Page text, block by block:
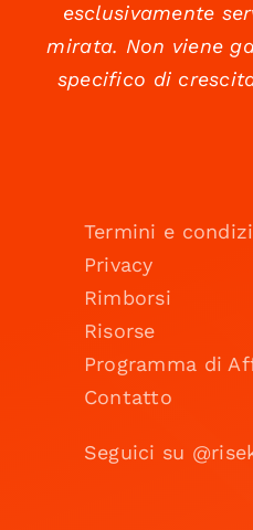
esclusivamente
mirata. Non viene
specifico di
Termini e
Privacy
Rimborsi
Risorse
Programma di
Contatto
Seguici su